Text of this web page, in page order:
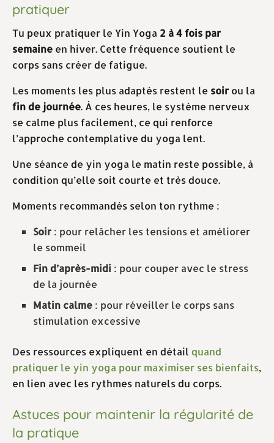
pratiquer
Tu peux pratiquer le Yin Yoga 2 à 4 fois par
semaine en hiver. Cette fréquence soutient le
corps sans créer de fatigue.
Les moments les plus adaptés restent le soir ou la
fin de journée. À ces heures, le système nerveux
se calme plus facilement, ce qui renforce
l’approche contemplative du yoga lent.
Une séance de yin yoga le matin reste possible, à
condition qu’elle soit courte et très douce.
Moments recommandés selon ton rythme :
Soir : pour relâcher les tensions et améliorer
le sommeil
Fin d’après-midi : pour couper avec le stress
de la journée
Matin calme : pour réveiller le corps sans
stimulation excessive
Des ressources expliquent en détail quand
pratiquer le yin yoga pour maximiser ses bienfaits,
en lien avec les rythmes naturels du corps.
Astuces pour maintenir la régularité de
la pratique